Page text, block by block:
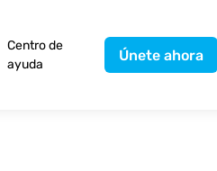
Centro de
ayuda
Únete ahora